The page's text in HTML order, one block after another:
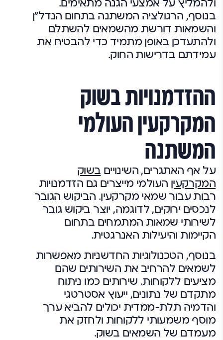
ולהמליץ על אמצעי הגנה מתאימים.
בנוסף, הרגולציה המשתנה בתחום הנדל"ן
והשמאות דורשת מהשמאים להשתלם
ולהתעדכן באופן מתמיד כדי להבטיח את
עמידתם בדרישות החוק.
ההזדמנויות בשוק
המקרקעין העולמי
המשתנה
על אף האתגרים, השינויים בשוק
המקרקעין העולמי מייצרים גם הזדמנויות
רבות עבור שמאי מקרקעין. הביקוש הגובר
לנכסים ירוקים, לדוגמה, יוצר ביקוש גובר
לשירותי שמאות המתמחים בתחום
הקיימות והיעילות האנרגטית.
בנוסף, הטכנולוגיות החדשניות מאפשרות
לשמאים להרחיב את השירותים שהם
מציעים ללקוחות. שירותים כמו ניתוח
מתקדם של נתונים, ייעוץ אסטרטגי
והדמיה תלת-ממדית יכולים להביא ערך
מוסף משמעותי ללקוחות ולחזק את
מעמדם של השמאים בשוק.